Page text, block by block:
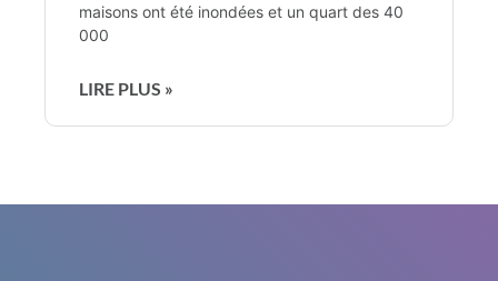
maisons ont été inondées et un quart des 40
000
LIRE PLUS »